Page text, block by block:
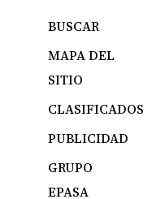
BUSCAR
MAPA DEL
SITIO
CLASIFICADOS
PUBLICIDAD
GRUPO
EPASA